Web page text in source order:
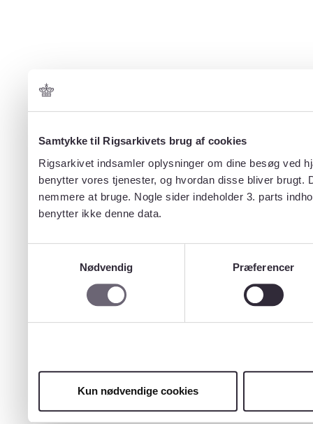
Samtykke til Rigsarkivets brug af cookies
Rigsarkivet indsamler oplysninger om dine besøg ved
benytter vores tjenester, og hvordan disse bliver
nemmere at bruge. Nogle sider indeholder 3. parts
benytter ikke denne data.
Nødvendig
Præferencer
Kun nødvendige cookies